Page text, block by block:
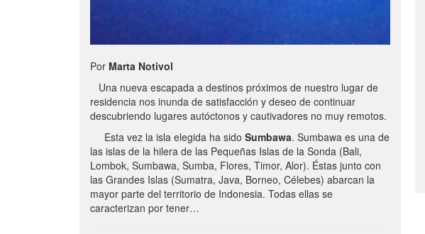
Por Marta Notivol
Una nueva escapada a destinos próximos de nuestro lugar de
residencia nos inunda de satisfacción y deseo de continuar
descubriendo lugares autóctonos y cautivadores no muy remotos.
Esta vez la isla elegida ha sido Sumbawa. Sumbawa es una de
las islas de la hilera de las Pequeñas Islas de la Sonda (Bali,
Lombok, Sumbawa, Sumba, Flores, Timor, Alor). Éstas junto con
las Grandes Islas (Sumatra, Java, Borneo, Célebes) abarcan la
mayor parte del territorio de Indonesia. Todas ellas se
caracterizan por tener…